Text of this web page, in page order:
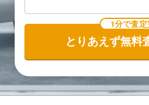
1分で査定
とりあえず無料